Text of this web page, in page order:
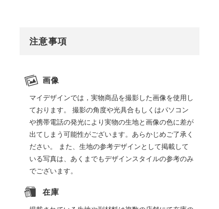
注意事項
画像
マイデザインでは，実物商品を撮影した画像を使用し
ております。 撮影の角度や光具合もしくはパソコン
や携帯電話の発光により実物の生地と画像の色に差が
出てしまう可能性がございます。あらかじめご了承く
ださい。 また、生地の参考デザインとして掲載して
いる写真は、あくまでもデザインスタイルの参考のみ
でございます。
在庫